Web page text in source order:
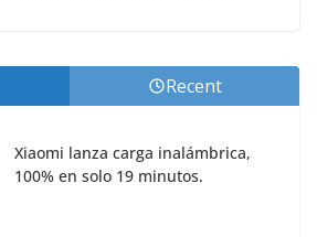
Recent
Xiaomi lanza carga inalámbrica,
100% en solo 19 minutos.